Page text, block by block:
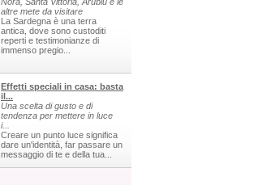
altre mete da visitare
La Sardegna è una terra
antica, dove sono custoditi
reperti e testimonianze di
immenso pregio...
Effetti speciali in casa: basta
il...
Una scelta di gusto e di
tendenza per mettere in luce
i...
Creare un punto luce significa
dare un'identità, far passare un
messaggio di te e della tua...